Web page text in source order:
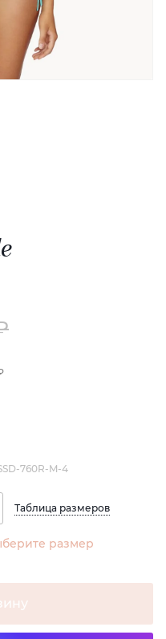
760R-M-4
Таблица размеров
размер